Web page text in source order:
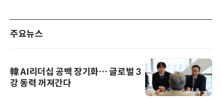
주요뉴스
韓 AI리더십 공백 장기화… 글로벌 3
강 동력 꺼져간다